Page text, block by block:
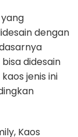
dengan
didesain
jenis ini
Kaos